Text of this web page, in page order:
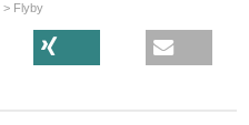
> Flyby